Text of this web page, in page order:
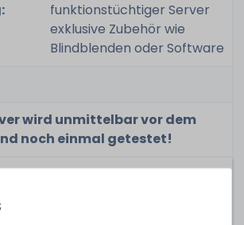
funktionstüchtiger Server
exklusive Zubehör wie
Blindblenden oder Software
wird unmittelbar vor dem
noch einmal getestet!